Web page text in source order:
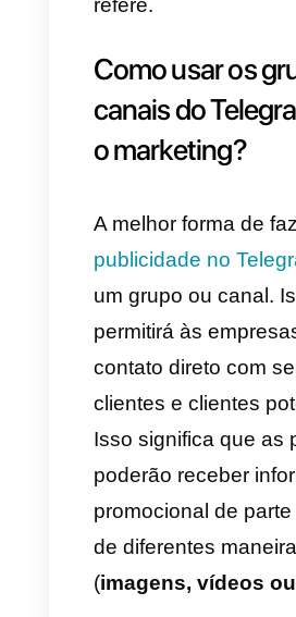
enquanto
suas
Outra das
o Telegram é a
do marketing
Isso significa
este app de
podemos criar
automatizar as
processos,
podem
que é possível